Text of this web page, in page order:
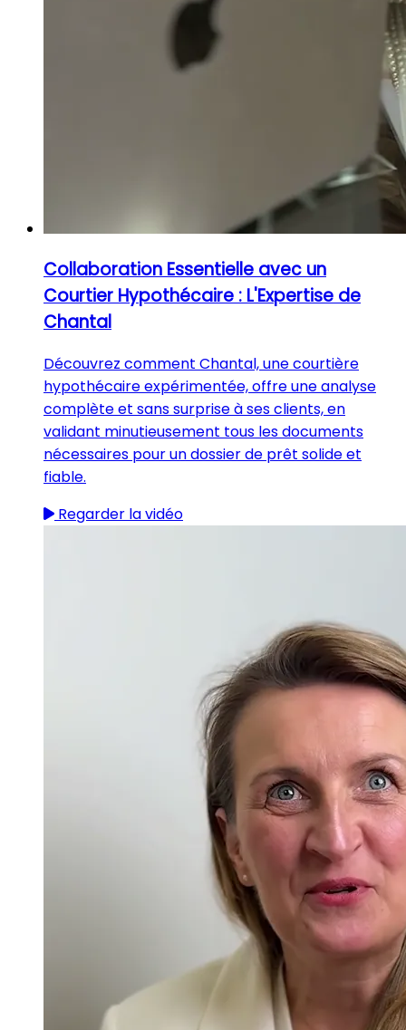
Collaboration Essentielle avec un
Courtier Hypothécaire : L'Expertise de
Chantal
Découvrez comment Chantal, une courtière
hypothécaire expérimentée, offre une analyse
complète et sans surprise à ses clients, en
validant minutieusement tous les documents
nécessaires pour un dossier de prêt solide et
fiable.
Regarder la vidéo